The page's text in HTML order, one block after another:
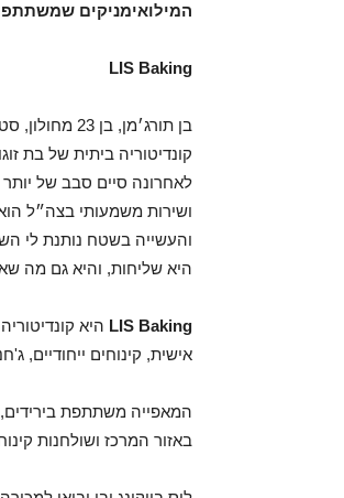
המילואימניקים שמשתתפים בחמישי
LIS Baking
קונדיטוריה ביתית של בת
ושירות משמעותי בצה״ל
והעשייה בשטח נותנת לי
היא שליחות, והיא גם מה
LIS Baking היא
אישית, קינוחים ייחודיים,
המאפייה משתתפת בירידים,
באזור המרכז ושולחנות